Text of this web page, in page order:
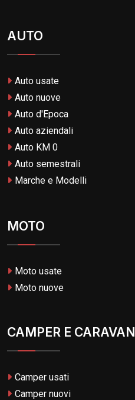
AUTO
Auto usate
Auto nuove
Auto d'Epoca
Auto aziendali
Auto KM 0
Auto semestrali
Marche e Modelli
MOTO
Moto usate
Moto nuove
CAMPER E CARAVAN
Camper usati
Camper nuovi